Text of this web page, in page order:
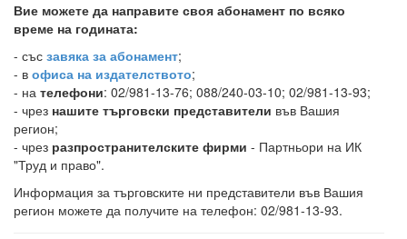
Вие можете да направите своя абонамент по всяко
време на годината:
- със завяка за абонамент;
- в офиса на издателството;
- на телефони: 02/981-13-76; 088/240-03-10; 02/981-13-93;
- чрез нашите търговски представители във Вашия
регион;
- чрез разпространителските фирми - Партньори на ИК
"Труд и право".
Информация за търговските ни представители във Вашия
регион можете да получите на телефон: 02/981-13-93.